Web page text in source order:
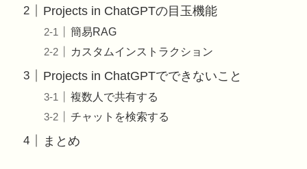
Projects in ChatGPTの目玉機能
簡易RAG
カスタムインストラクション
Projects in ChatGPTでできないこと
複数人で共有する
チャットを検索する
まとめ